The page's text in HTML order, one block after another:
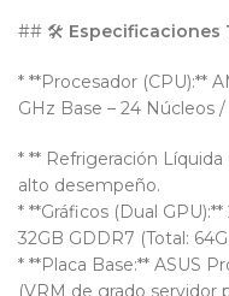
## 🛠️ Especificaciones
* **Procesador (CPU):**
GHz Base – 24 Núcleos
* ** Refrigeración
alto desempeño.
* **Gráficos (Dual
32GB GDDR7 (Total:
* **Placa Base:** ASUS
(VRM de grado servidor